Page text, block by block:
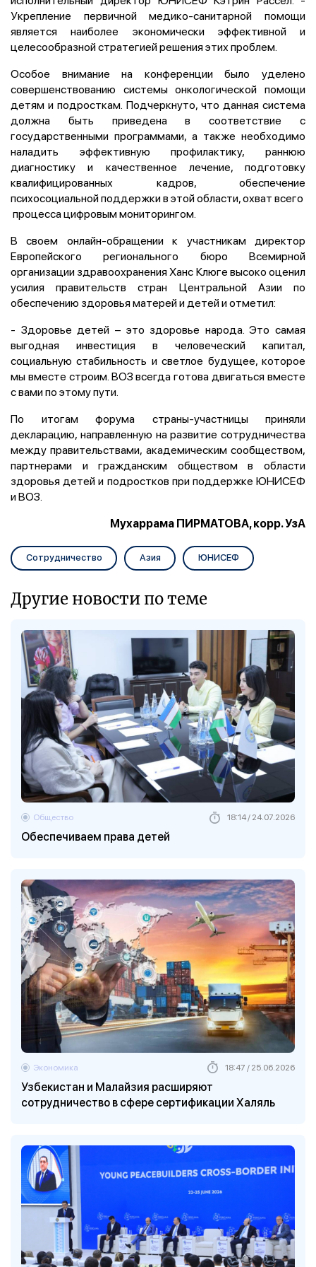
Укрепление первичной медико-санитарной помощи
является наиболее экономически эффективной и
целесообразной стратегией решения этих проблем.
Особое внимание на конференции было уделено
совершенствованию системы онкологической помощи
детям и подросткам. Подчеркнуто, что данная система
должна быть приведена в соответствие с
государственными программами, а также необходимо
наладить эффективную профилактику, раннюю
диагностику и качественное лечение, подготовку
квалифицированных кадров, обеспечение
психосоциальной поддержки в этой области, охват всего
процесса цифровым мониторингом.
В своем онлайн-обращении к участникам директор
Европейского регионального бюро Всемирной
организации здравоохранения Ханс Клюге высоко оценил
усилия правительств стран Центральной Азии по
обеспечению здоровья матерей и детей и отметил:
- Здоровье детей – это здоровье народа. Это самая
выгодная инвестиция в человеческий капитал,
социальную стабильность и светлое будущее, которое
мы вместе строим. ВОЗ всегда готова двигаться вместе
с вами по этому пути.
По итогам форума страны-участницы приняли
декларацию, направленную на развитие сотрудничества
между правительствами, академическим сообществом,
партнерами и гражданским обществом в области
здоровья детей и подростков при поддержке ЮНИСЕФ
и ВОЗ.
Мухаррама ПИРМАТОВА, корр. УзА
Сотрудничество Азия ЮНИСЕФ
Другие новости по теме
Обеспечиваем права детей
Общество 18:14 / 24.07.2026
Узбекистан и Малайзия расширяют
сотрудничество в сфере сертификации Халяль
Экономика 18:47 / 25.06.2026